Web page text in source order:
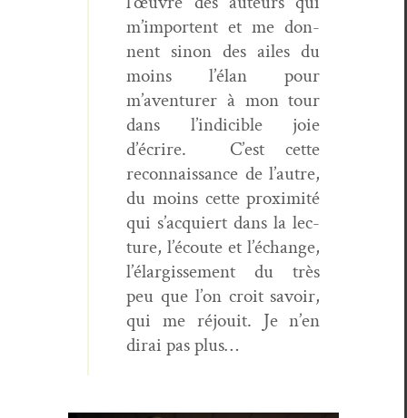
m’importent et me don­
nent sinon des ailes du
moins l’élan pour
m’aventurer à mon tour
dans l’indicible joie
d’écrire.
C’est cette
recon­nais­sance de l’autre,
du moins cette prox­im­ité
qui s’acquiert dans la lec­
ture, l’écoute et l’échange,
l’élargissement du très
peu que l’on croit savoir,
qui me réjouit. Je n’en
dirai pas plus…